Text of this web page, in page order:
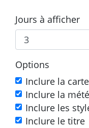
Jours à afficher
Options
Inclure la carte
Inclure la
Inclure les
Inclure le titre